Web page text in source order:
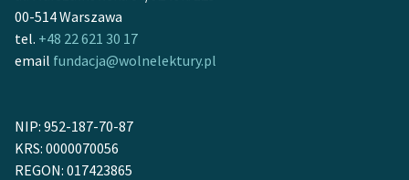
Zespół
Wolnych Lektur
Logotypy
00-514 Warszawa
tel. +48 22 621 30 17
email fundacja@wolnelektury.pl
NIP: 952-187-70-87
KRS: 0000070056
REGON: 017423865